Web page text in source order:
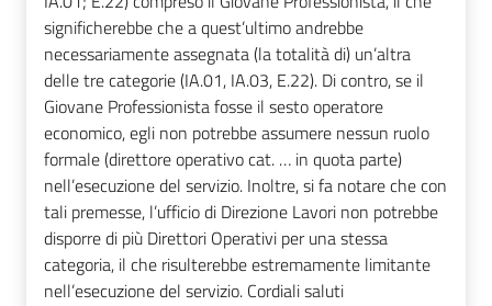
significherebbe che a quest’ultimo andrebbe
necessariamente assegnata (la totalità di) un’altra
delle tre categorie (IA.01, IA.03, E.22). Di contro, se il
Giovane Professionista fosse il sesto operatore
economico, egli non potrebbe assumere nessun ruolo
formale (direttore operativo cat. … in quota parte)
nell’esecuzione del servizio. Inoltre, si fa notare che con
tali premesse, l’ufficio di Direzione Lavori non potrebbe
disporre di più Direttori Operativi per una stessa
categoria, il che risulterebbe estremamente limitante
nell’esecuzione del servizio. Cordiali saluti